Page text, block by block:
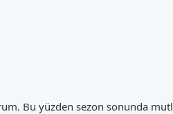
Bu yüzden sezon sonunda